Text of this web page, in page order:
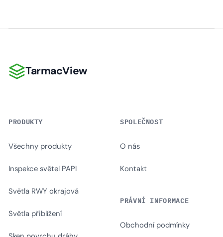
TarmacView
TarmacView
PRODUKTY
Všechny produkty
Inspekce světel PAPI
Světla RWY okrajová
Světla přiblížení
SPOLEČNOST
O nás
Kontakt
PRÁVNÍ INFORMACE
Obchodní podmínky